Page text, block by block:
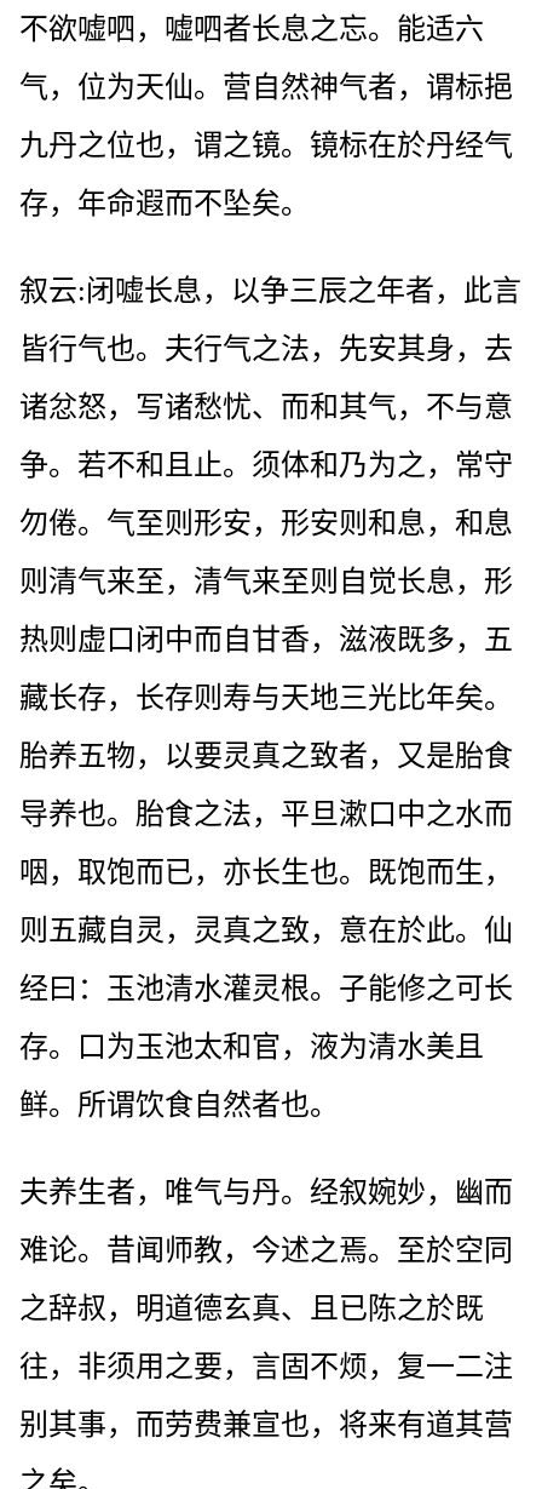
不欲嘘呬，嘘呬者长息之忘。能适六
气，位为天仙。营自然神气者，谓标挹
九丹之位也，谓之镜。镜标在於丹经气
存，年命遐而不坠矣。
叙云:闭嘘长息，以争三辰之年者，此言
皆行气也。夫行气之法，先安其身，去
诸忿怒，写诸愁忧、而和其气，不与意
争。若不和且止。须体和乃为之，常守
勿倦。气至则形安，形安则和息，和息
则清气来至，清气来至则自觉长息，形
热则虚口闭中而自甘香，滋液既多，五
藏长存，长存则寿与天地三光比年矣。
胎养五物，以要灵真之致者，又是胎食
导养也。胎食之法，平旦漱口中之水而
咽，取饱而已，亦长生也。既饱而生，
则五藏自灵，灵真之致，意在於此。仙
经曰：玉池清水灌灵根。子能修之可长
存。口为玉池太和官，液为清水美且
鲜。所谓饮食自然者也。
夫养生者，唯气与丹。经叙婉妙，幽而
难论。昔闻师教，今述之焉。至於空同
之辞叔，明道德玄真、且已陈之於既
往，非须用之要，言固不烦，复一二注
别其事，而劳费兼宣也，将来有道其营